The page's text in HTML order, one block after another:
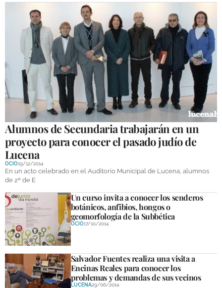
Alumnos de Secundaria trabajarán en un
proyecto para conocer el pasado judío de
Lucena
OCIO19/12/2014
En un acto celebrado en el Auditorio Municipal de Lucena, alumnos
de 2º de E
Un curso invita a conocer los senderos
botánicos, anfibios, hongos o
geomorfología de la Subbética
OCIO17/10/2014
Salvador Fuentes realiza una visita a
Encinas Reales para conocer los
problemas y demandas de sus vecinos
LUCENA29/06/2014